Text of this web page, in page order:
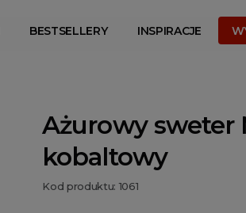
BESTSELLERY INSPIRACJE
Ażurowy sweter
kobaltowy
Kod produktu: 1061